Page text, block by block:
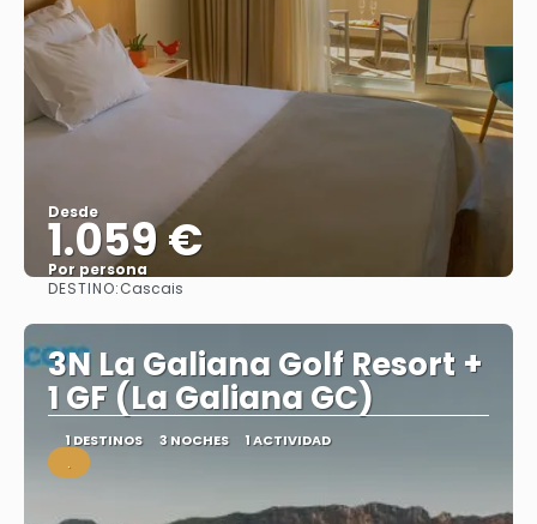
Desde
1.059 €
Por persona
DESTINO:Cascais
3N La Galiana Golf Resort +
1 GF (La Galiana GC)
1 DESTINOS 3 NOCHES 1 ACTIVIDAD
.